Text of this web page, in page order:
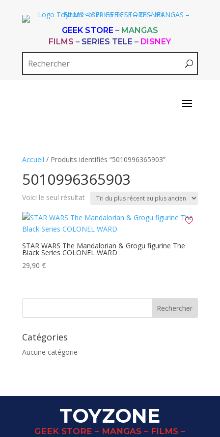
GEEK STORE – MANGAS
FILMS – SERIES TELE – DISNEY
Accueil / Produits identifiés “5010996365903”
5010996365903
Voici le seul résultat
STAR WARS The Mandalorian & Grogu figurine The
Black Series COLONEL WARD
29,90 €
Catégories
Aucune catégorie
TOYZONE
GEEK STORE – MANGAS – FILMS –